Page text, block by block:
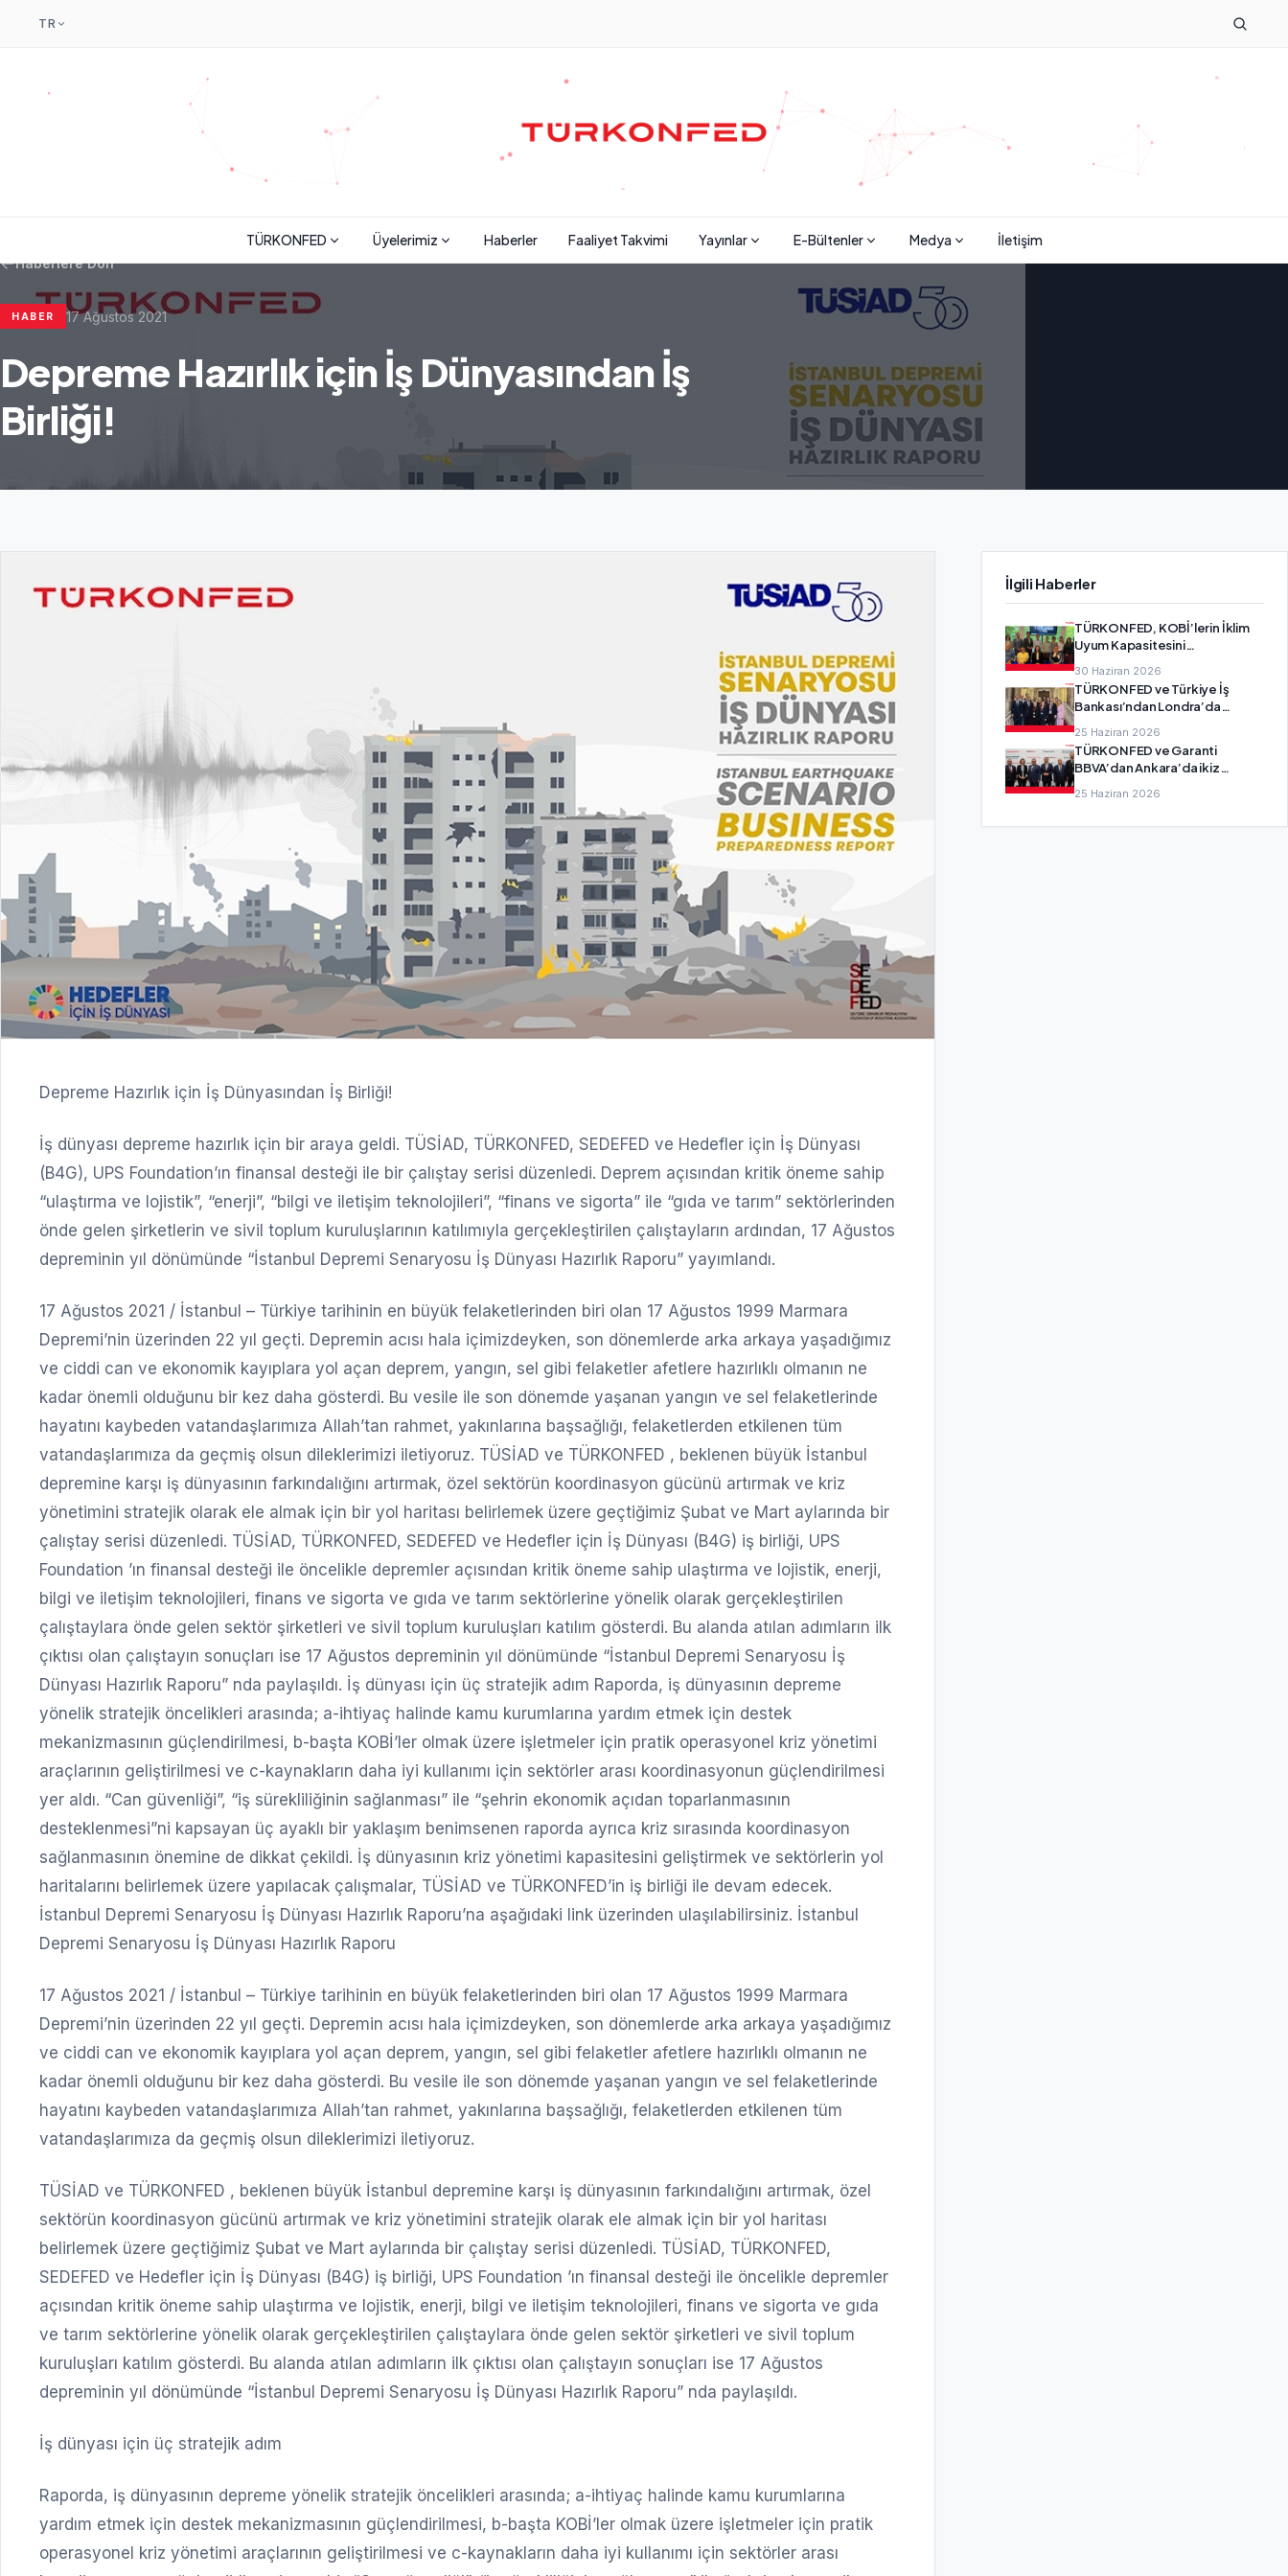
TR
TÜRKONFED Üyelerimiz Haberler Faaliyet Takvimi Yayınlar E-Bültenler Medya İletişim
Haberlere Dön
HABER 17 Ağustos 2021
Depreme Hazırlık için İş Dünyasından İş
Birliği!
Depreme Hazırlık için İş Dünyasından İş Birliği!
İş dünyası depreme hazırlık için bir araya geldi. TÜSİAD, TÜRKONFED, SEDEFED ve Hedefler için İş Dünyası
(B4G), UPS Foundation’ın finansal desteği ile bir çalıştay serisi düzenledi. Deprem açısından kritik öneme sahip
“ulaştırma ve lojistik”, “enerji”, “bilgi ve iletişim teknolojileri”, “finans ve sigorta” ile “gıda ve tarım” sektörlerinden
önde gelen şirketlerin ve sivil toplum kuruluşlarının katılımıyla gerçekleştirilen çalıştayların ardından, 17 Ağustos
depreminin yıl dönümünde “İstanbul Depremi Senaryosu İş Dünyası Hazırlık Raporu” yayımlandı.
17 Ağustos 2021 / İstanbul – Türkiye tarihinin en büyük felaketlerinden biri olan 17 Ağustos 1999 Marmara
Depremi’nin üzerinden 22 yıl geçti. Depremin acısı hala içimizdeyken, son dönemlerde arka arkaya yaşadığımız
ve ciddi can ve ekonomik kayıplara yol açan deprem, yangın, sel gibi felaketler afetlere hazırlıklı olmanın ne
kadar önemli olduğunu bir kez daha gösterdi. Bu vesile ile son dönemde yaşanan yangın ve sel felaketlerinde
hayatını kaybeden vatandaşlarımıza Allah’tan rahmet, yakınlarına başsağlığı, felaketlerden etkilenen tüm
vatandaşlarımıza da geçmiş olsun dileklerimizi iletiyoruz. TÜSİAD ve TÜRKONFED , beklenen büyük İstanbul
depremine karşı iş dünyasının farkındalığını artırmak, özel sektörün koordinasyon gücünü artırmak ve kriz
yönetimini stratejik olarak ele almak için bir yol haritası belirlemek üzere geçtiğimiz Şubat ve Mart aylarında bir
çalıştay serisi düzenledi. TÜSİAD, TÜRKONFED, SEDEFED ve Hedefler için İş Dünyası (B4G) iş birliği, UPS
Foundation ’ın finansal desteği ile öncelikle depremler açısından kritik öneme sahip ulaştırma ve lojistik, enerji,
bilgi ve iletişim teknolojileri, finans ve sigorta ve gıda ve tarım sektörlerine yönelik olarak gerçekleştirilen
çalıştaylara önde gelen sektör şirketleri ve sivil toplum kuruluşları katılım gösterdi. Bu alanda atılan adımların ilk
çıktısı olan çalıştayın sonuçları ise 17 Ağustos depreminin yıl dönümünde “İstanbul Depremi Senaryosu İş
Dünyası Hazırlık Raporu” nda paylaşıldı. İş dünyası için üç stratejik adım Raporda, iş dünyasının depreme
yönelik stratejik öncelikleri arasında; a-ihtiyaç halinde kamu kurumlarına yardım etmek için destek
mekanizmasının güçlendirilmesi, b-başta KOBİ’ler olmak üzere işletmeler için pratik operasyonel kriz yönetimi
araçlarının geliştirilmesi ve c-kaynakların daha iyi kullanımı için sektörler arası koordinasyonun güçlendirilmesi
yer aldı. “Can güvenliği”, “iş sürekliliğinin sağlanması” ile “şehrin ekonomik açıdan toparlanmasının
desteklenmesi”ni kapsayan üç ayaklı bir yaklaşım benimsenen raporda ayrıca kriz sırasında koordinasyon
sağlanmasının önemine de dikkat çekildi. İş dünyasının kriz yönetimi kapasitesini geliştirmek ve sektörlerin yol
haritalarını belirlemek üzere yapılacak çalışmalar, TÜSİAD ve TÜRKONFED’in iş birliği ile devam edecek.
İstanbul Depremi Senaryosu İş Dünyası Hazırlık Raporu’na aşağıdaki link üzerinden ulaşılabilirsiniz. İstanbul
Depremi Senaryosu İş Dünyası Hazırlık Raporu
17 Ağustos 2021 / İstanbul – Türkiye tarihinin en büyük felaketlerinden biri olan 17 Ağustos 1999 Marmara
Depremi’nin üzerinden 22 yıl geçti. Depremin acısı hala içimizdeyken, son dönemlerde arka arkaya yaşadığımız
ve ciddi can ve ekonomik kayıplara yol açan deprem, yangın, sel gibi felaketler afetlere hazırlıklı olmanın ne
kadar önemli olduğunu bir kez daha gösterdi. Bu vesile ile son dönemde yaşanan yangın ve sel felaketlerinde
hayatını kaybeden vatandaşlarımıza Allah’tan rahmet, yakınlarına başsağlığı, felaketlerden etkilenen tüm
vatandaşlarımıza da geçmiş olsun dileklerimizi iletiyoruz.
TÜSİAD ve TÜRKONFED , beklenen büyük İstanbul depremine karşı iş dünyasının farkındalığını artırmak, özel
sektörün koordinasyon gücünü artırmak ve kriz yönetimini stratejik olarak ele almak için bir yol haritası
belirlemek üzere geçtiğimiz Şubat ve Mart aylarında bir çalıştay serisi düzenledi. TÜSİAD, TÜRKONFED,
SEDEFED ve Hedefler için İş Dünyası (B4G) iş birliği, UPS Foundation ’ın finansal desteği ile öncelikle depremler
açısından kritik öneme sahip ulaştırma ve lojistik, enerji, bilgi ve iletişim teknolojileri, finans ve sigorta ve gıda
ve tarım sektörlerine yönelik olarak gerçekleştirilen çalıştaylara önde gelen sektör şirketleri ve sivil toplum
kuruluşları katılım gösterdi. Bu alanda atılan adımların ilk çıktısı olan çalıştayın sonuçları ise 17 Ağustos
depreminin yıl dönümünde “İstanbul Depremi Senaryosu İş Dünyası Hazırlık Raporu” nda paylaşıldı.
İş dünyası için üç stratejik adım
Raporda, iş dünyasının depreme yönelik stratejik öncelikleri arasında; a-ihtiyaç halinde kamu kurumlarına
yardım etmek için destek mekanizmasının güçlendirilmesi, b-başta KOBİ’ler olmak üzere işletmeler için pratik
operasyonel kriz yönetimi araçlarının geliştirilmesi ve c-kaynakların daha iyi kullanımı için sektörler arası
İlgili Haberler
TÜRKONFED, KOBİ’lerin İklim
Uyum Kapasitesini
Projesi’nin Ortağı Oldu
30 Haziran 2026
TÜRKONFED ve Türkiye İş
Bankası’ndan Londra’da
25 Haziran 2026
TÜRKONFED ve Garanti
BBVA’dan Ankara’da ikiz
25 Haziran 2026